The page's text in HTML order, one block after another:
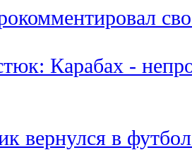
Карабах -
вернулся в